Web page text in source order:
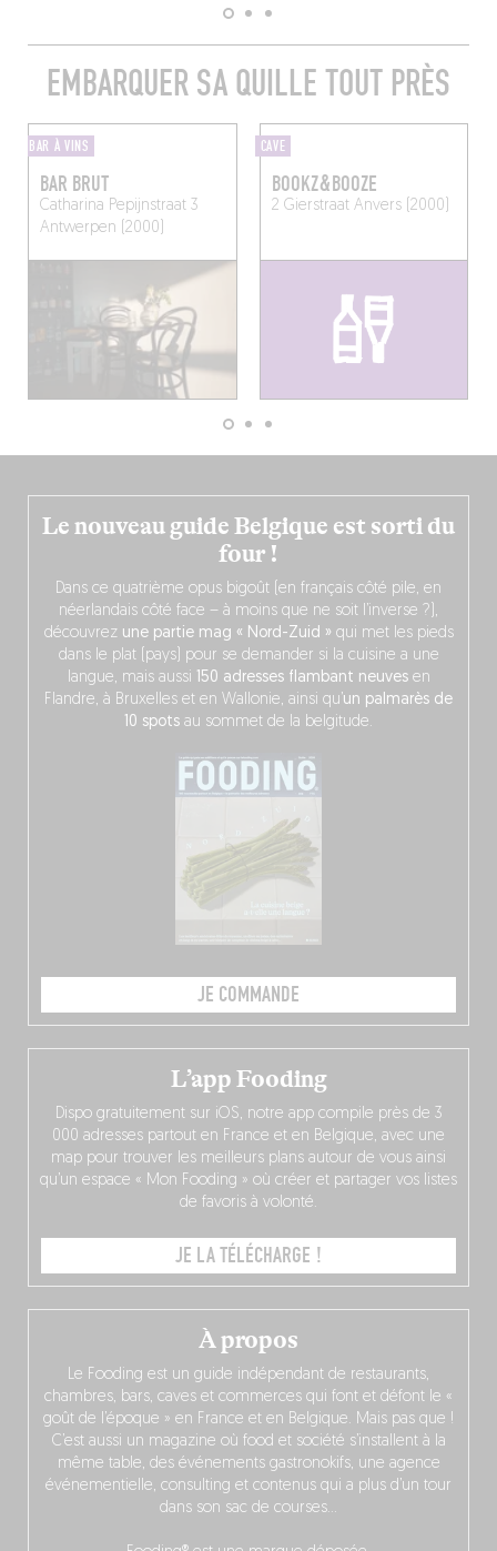
EMBARQUER SA QUILLE TOUT PRÈS
BAR À VINS
BAR BRUT
Catharina Pepijnstraat 3
Antwerpen (2000)
CAVE
BOOKZ&BOOZE
2 GierstraatAnvers (2000)
Le nouveau guide Belgique est sorti du
four !
Dans ce quatrième opus bigoût (en français côté pile, en
néerlandais côté face – à moins que ne soit l’inverse ?),
découvrez une partie mag « Nord-Zuid » qui met les pieds
dans le plat (pays) pour se demander si la cuisine a une
langue, mais aussi 150 adresses flambant neuvesen
Flandre, à Bruxelles et en Wallonie, ainsi qu’un palmarès de
10 spots au sommet de la belgitude.
JE COMMANDE
À propos
Le Fooding est un guide indépendant de restaurants,
chambres, bars, caves et commerces qui font et défont le «
goût de l’époque » en France et en Belgique. Mais pas que !
C’est aussi un magazine où food et société s’installent à la
même table, des événements gastronokifs, une agence
événementielle, consulting et contenus qui a plus d’un tour
dans son sac de courses…
L’app Fooding
Dispo gratuitement sur iOS, notre app compile près de 3
000 adresses partout en France et en Belgique, avec une
map pour trouver les meilleurs plans autour de vous ainsi
qu’un espace « Mon Fooding » où créer et partager vos listes
de favoris à volonté.
JE LA TÉLÉCHARGE !